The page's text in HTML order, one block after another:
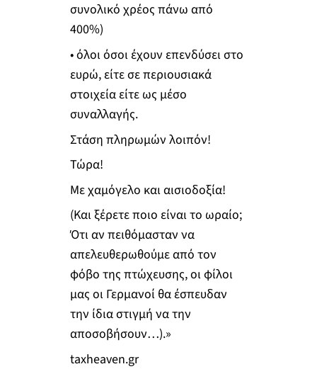
συνολικό χρέος πάνω από
400%)
• όλοι όσοι έχουν επενδύσει στο
ευρώ, είτε σε περιουσιακά
στοιχεία είτε ως μέσο
συναλλαγής.
Στάση πληρωμών λοιπόν!
Τώρα!
Με χαμόγελο και αισιοδοξία!
(Και ξέρετε ποιο είναι το ωραίο;
Ότι αν πειθόμασταν να
απελευθερωθούμε από τον
φόβο της πτώχευσης, οι φίλοι
μας οι Γερμανοί θα έσπευδαν
την ίδια στιγμή να την
αποσοβήσουν…).»
taxheaven.gr